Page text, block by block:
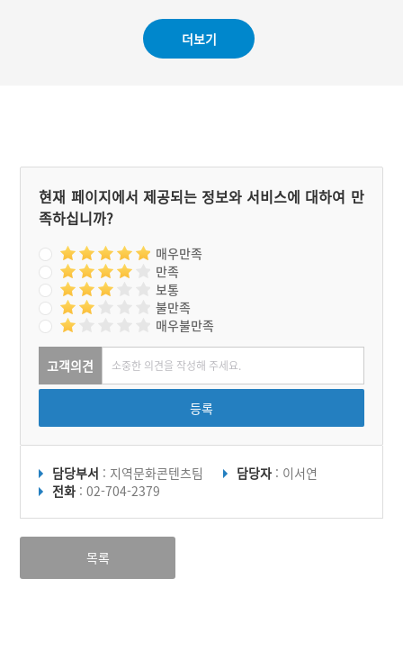
일이 잘 풀린다고 한다. 제
의에 필요한 비용은 각 가정
에서 똑같이 부담한다. 당제
더보기
현재 페이지에서 제공되는 정보와 서비스에 대하여 만
족하십니까?
매우만족
만족
보통
불만족
매우불만족
고객의견
등록
담당부서 : 지역문화콘텐츠팀 담당자 : 이서연
전화 : 02-704-2379
목록